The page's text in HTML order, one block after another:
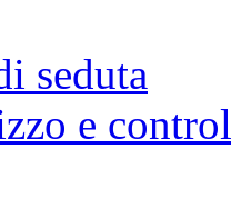
seduta
e